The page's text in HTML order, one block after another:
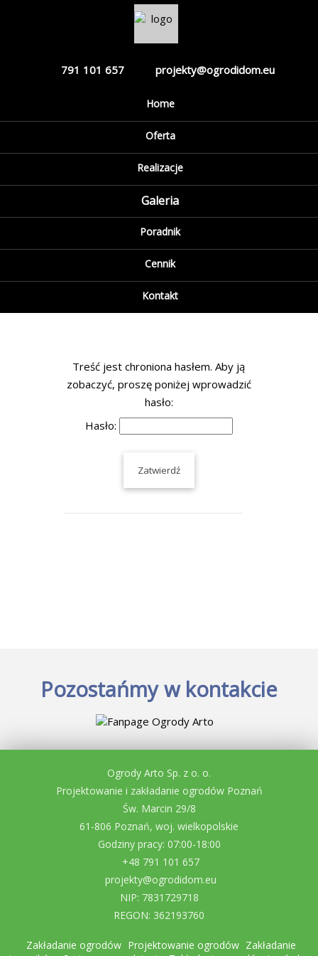
791 101 657 projekty@ogrodidom.eu
Home
Oferta
Realizacje
Galeria
Poradnik
Cennik
Kontakt
Zabezpieczone:
Strzeszyn –
nowoczesny
ogród z kolorem
(2023-02-28)
Treść jest chroniona hasłem. Aby ją
zobaczyć, proszę poniżej wprowadzić
hasło:
Hasło:
Pozostańmy w kontakcie
Ogrody Arto Sp. z o. o.
Projektowanie i zakładanie ogrodów Poznań
Św. Marcin 29/8
61-806 Poznań, woj. wielkopolskie
Godziny pracy: 07:00-18:00
+48 791 101 657
projekty@ogrodidom.eu
NIP: 7831729718
REGON: 362193760
Zakładanie ogrodów Projektowanie ogrodów Zakładanie